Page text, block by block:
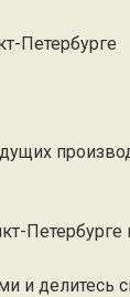
Петербурге
Петербурге
и